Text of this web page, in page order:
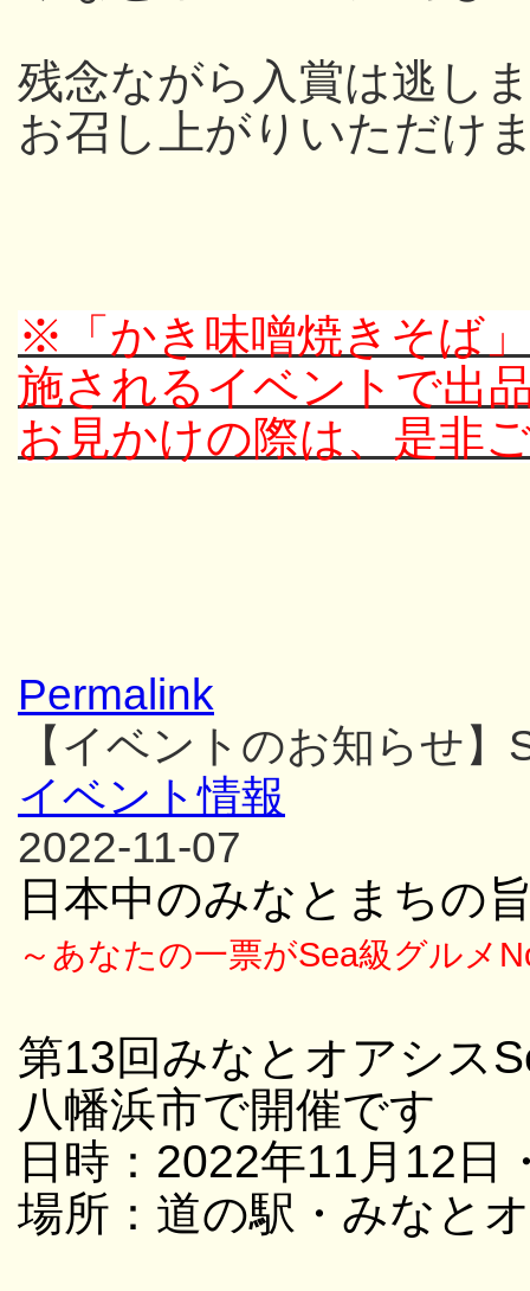
残念ながら入賞は逃し
お召し上がりいただけ
※「かき味噌焼きそば
施されるイベントで出
お見かけの際は、是非
Permalink
【イベントのお知らせ
イベント情報
2022-11-07
日本中のみなとまちの
～あなたの一票がSea級グルメ
第13回みなとオアシス
八幡浜市で開催です
日時：2022年11月12
場所：道の駅・みなと